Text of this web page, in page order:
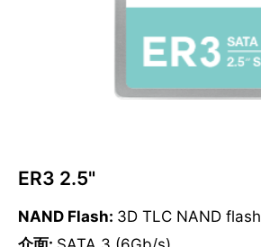
ER3 2.5"
NAND Flash: 3D TLC NAND flash